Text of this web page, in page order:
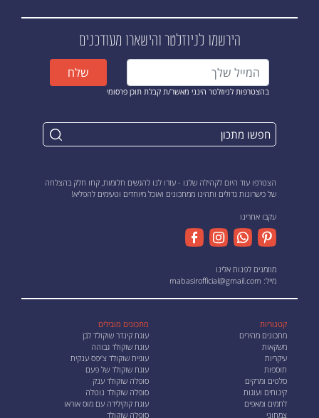
הירשמו לניוזלטרוהישארו מעודכנים
בהצטרפות לניוזלטר הינני מאשר/ת קבלת תוכן פרסומי
שלח
הצטרפו עוד היום לקהילה שלנו - עזרו לנו להגשים חלומות, קחו חלק בהצלחה
של כישרונות גדולים ותהינו ממתכונים ואוכל מיוחדים וטעימים להפליא!
עקבו אחרינו
מוזמנים לפנות אלינו
מייל: mabasirofficial@gmail.com
קטגוריות
מתכונים מהירים
משקאות
עיקריות
תוספות
סלטים ומרקים
קינוחים ועוגות
לחמים ומאפים
צמחוני
מתכונים מובילים
עוגת קינדר שוקולד לבן
עוגת שוקולד גבוהה
עוגיית שוקולד צ'יפס ענקית
עוגת שוקולד של פעם
סופלה שוקולד ענק
סופלה שוקולד נוטלה
עוגת קוקילידה עם מוס אוראו
סופלה שוקולד